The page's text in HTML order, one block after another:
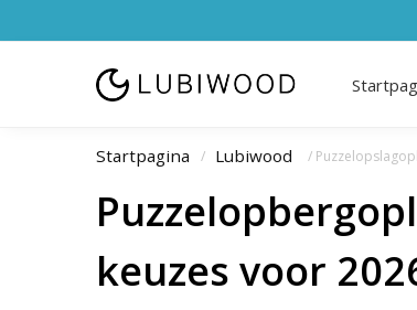
Startpagina / Lubiwood /
keuzes voor